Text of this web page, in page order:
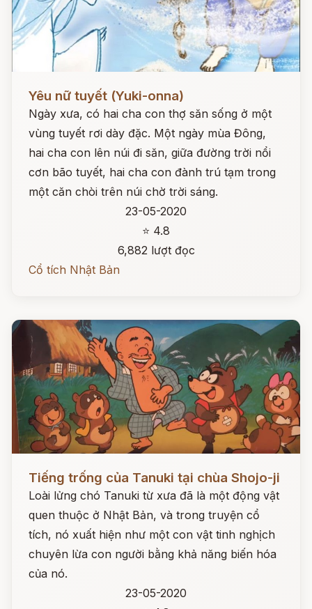
Yêu nữ tuyết (Yuki-onna)
Ngày xưa, có hai cha con thợ săn sống ở một
vùng tuyết rơi dày đặc. Một ngày mùa Đông,
hai cha con lên núi đi săn, giữa đường trời nổi
cơn bão tuyết, hai cha con đành trú tạm trong
một căn chòi trên núi chờ trời sáng.
23-05-2020
⭐ 4.8
6,882 lượt đọc
Cổ tích Nhật Bản
Đọc ngay
Tiếng trống của Tanuki tại chùa Shojo-ji
Loài lửng chó Tanuki từ xưa đã là một động vật
quen thuộc ở Nhật Bản, và trong truyện cổ
tích, nó xuất hiện như một con vật tinh nghịch
chuyên lừa con người bằng khả năng biến hóa
của nó.
23-05-2020